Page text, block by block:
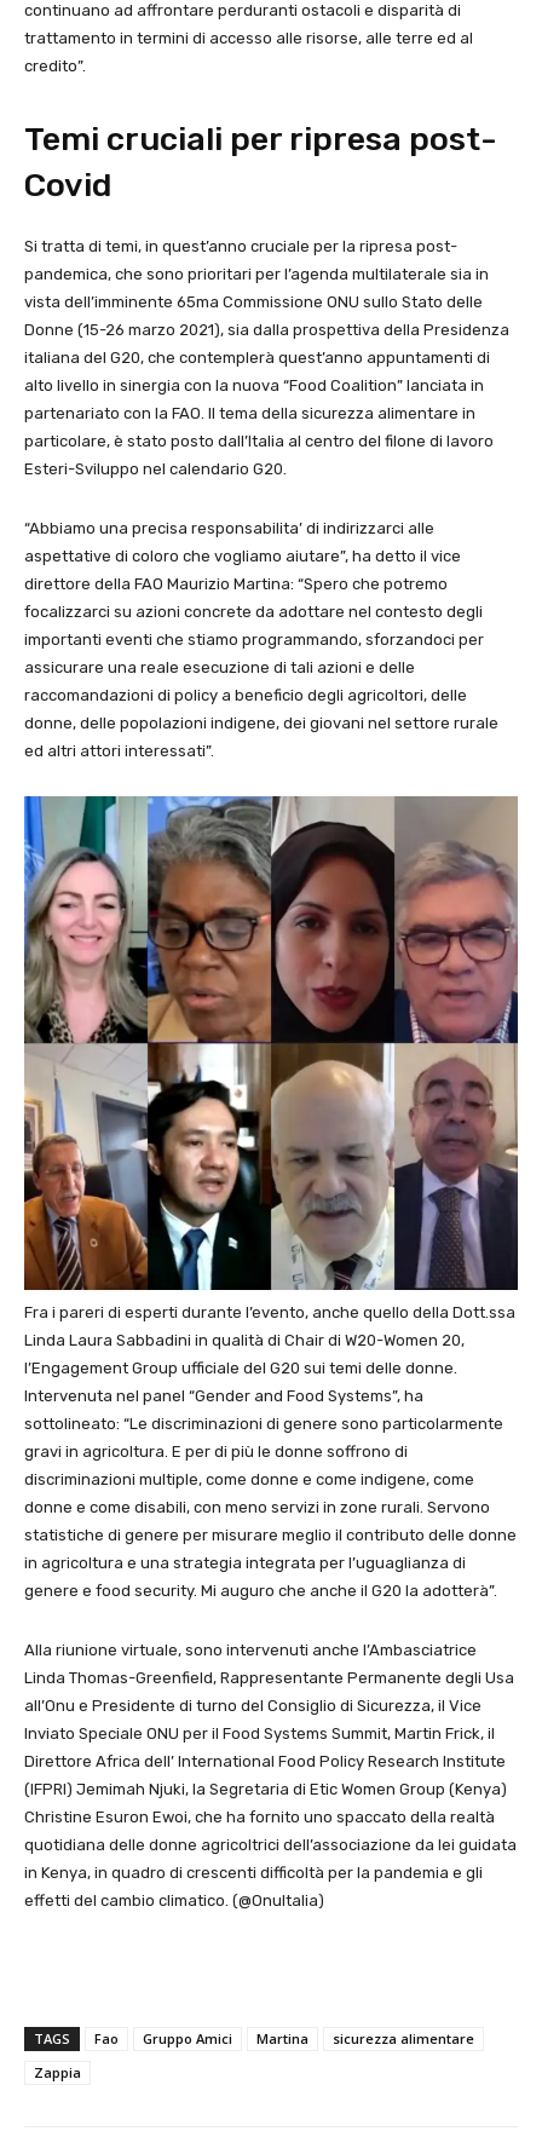
continuano ad affrontare perduranti ostacoli e disparità di
trattamento in termini di accesso alle risorse, alle terre ed al
credito”.
Temi cruciali per ripresa post-
Covid
Si tratta di temi, in quest’anno cruciale per la ripresa post-
pandemica, che sono prioritari per l’agenda multilaterale sia in
vista dell’imminente 65ma Commissione ONU sullo Stato delle
Donne (15-26 marzo 2021), sia dalla prospettiva della Presidenza
italiana del G20, che contemplerà quest’anno appuntamenti di
alto livello in sinergia con la nuova “Food Coalition” lanciata in
partenariato con la FAO. Il tema della sicurezza alimentare in
particolare, è stato posto dall’Italia al centro del filone di lavoro
Esteri-Sviluppo nel calendario G20.
“Abbiamo una precisa responsabilita’ di indirizzarci alle
aspettative di coloro che vogliamo aiutare”, ha detto il vice
direttore della FAO Maurizio Martina: “Spero che potremo
focalizzarci su azioni concrete da adottare nel contesto degli
importanti eventi che stiamo programmando, sforzandoci per
assicurare una reale esecuzione di tali azioni e delle
raccomandazioni di policy a beneficio degli agricoltori, delle
donne, delle popolazioni indigene, dei giovani nel settore rurale
ed altri attori interessati”.
Fra i pareri di esperti durante l’evento, anche quello della Dott.ssa
Linda Laura Sabbadini in qualità di Chair di W20-Women 20,
l’Engagement Group ufficiale del G20 sui temi delle donne.
Intervenuta nel panel “Gender and Food Systems”, ha
sottolineato: “Le discriminazioni di genere sono particolarmente
gravi in agricoltura. E per di più le donne soffrono di
discriminazioni multiple, come donne e come indigene, come
donne e come disabili, con meno servizi in zone rurali. Servono
statistiche di genere per misurare meglio il contributo delle donne
in agricoltura e una strategia integrata per l’uguaglianza di
genere e food security. Mi auguro che anche il G20 la adotterà”.
Alla riunione virtuale, sono intervenuti anche l’Ambasciatrice
Linda Thomas-Greenfield, Rappresentante Permanente degli Usa
all’Onu e Presidente di turno del Consiglio di Sicurezza, il Vice
Inviato Speciale ONU per il Food Systems Summit, Martin Frick, il
Direttore Africa dell’ International Food Policy Research Institute
(IFPRI) Jemimah Njuki, la Segretaria di Etic Women Group (Kenya)
Christine Esuron Ewoi, che ha fornito uno spaccato della realtà
quotidiana delle donne agricoltrici dell’associazione da lei guidata
in Kenya, in quadro di crescenti difficoltà per la pandemia e gli
effetti del cambio climatico. (@OnuItalia)
TAGS Fao Gruppo Amici Martina
sicurezza alimentare
Zappia